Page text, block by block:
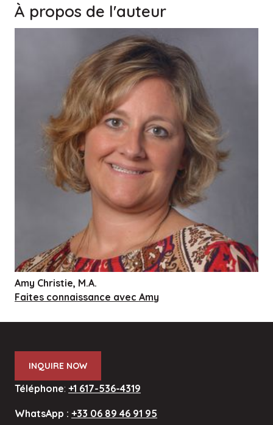
À propos de l'auteur
Amy Christie, M.A.
Faites connaissance avec Amy
INQUIRE NOW
Téléphone: +1 617-536-4319
WhatsApp : +33 06 89 46 91 95